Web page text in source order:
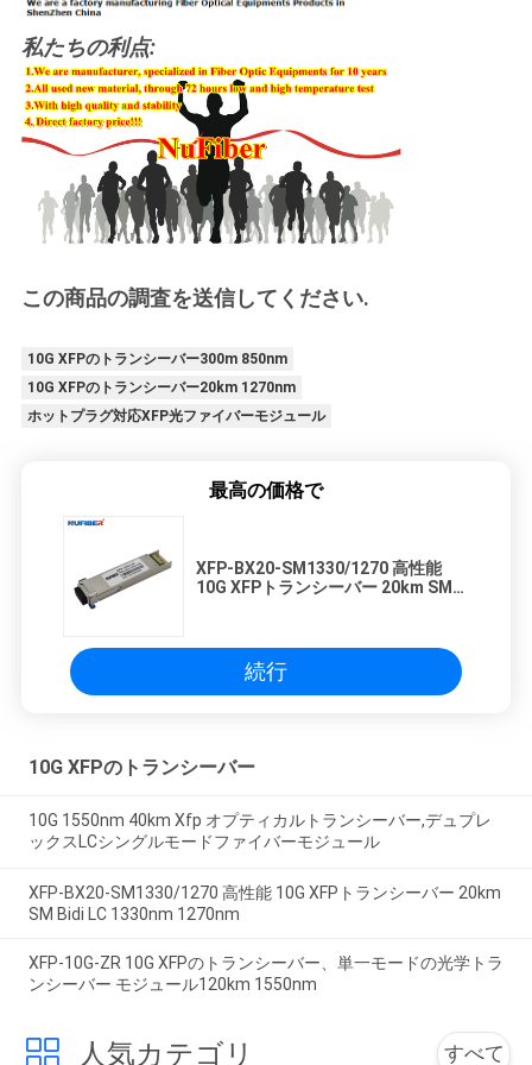
私たちの利点:
この商品の調査を送信してください.
10G XFPのトランシーバー300m 850nm
10G XFPのトランシーバー20km 1270nm
ホットプラグ対応XFP光ファイバーモジュール
最高の価格で
XFP-BX20-SM1330/1270 高性能
10G XFPトランシーバー 20km SM
続行
10G XFPのトランシーバー
10G 1550nm 40km Xfp オプティカルトランシーバー,デュプレ
ックスLCシングルモードファイバーモジュール
XFP-BX20-SM1330/1270 高性能 10G XFPトランシーバー 20km
SM Bidi LC 1330nm 1270nm
XFP-10G-ZR 10G XFPのトランシーバー、単一モードの光学トラ
ンシーバー モジュール120km 1550nm
人気カテゴリ すべて